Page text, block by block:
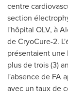
centre
section
l'hôpital OLV, à
de CryoCure-2.
présentaient une
plus de trois (3)
l'absence de FA
avec un taux de